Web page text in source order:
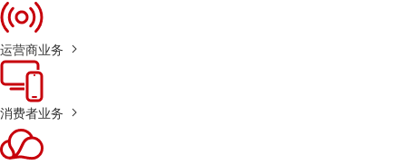
运营商业务
消费者业务